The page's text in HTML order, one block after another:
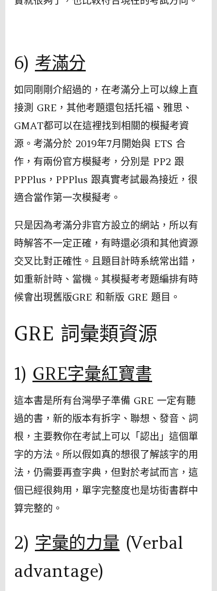
6) 考滿分
如同剛剛介紹過的，在考滿分上可以線上直
接測 GRE，其他考題還包括托福、雅思、
GMAT都可以在這裡找到相關的模擬考資
源。考滿分於 2019年7月開始與 ETS 合
作，有兩份官方模擬考，分別是 PP2 跟
PPPlus，PPPlus 跟真實考試最為接近，很
適合當作第一次模擬考。
只是因為考滿分非官方設立的網站，所以有
時解答不一定正確，有時還必須和其他資源
交叉比對正確性。且題目計時系統常出錯，
如重新計時、當機。其模擬考考題編排有時
候會出現舊版GRE 和新版 GRE 題目。
GRE 詞彙類資源
1) GRE字彙紅寶書
這本書是所有台灣學子準備 GRE 一定有聽
過的書，新的版本有拆字、聯想、發音、詞
根，主要教你在考試上可以「認出」這個單
字的方法。所以假如真的想很了解該字的用
法，仍需要再查字典，但對於考試而言，這
個已經很夠用，單字完整度也是坊街書群中
算完整的。
2) 字彙的力量 (Verbal
advantage)